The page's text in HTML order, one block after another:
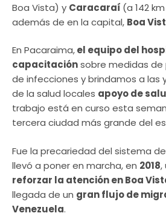
Boa Vista) y Caracaraí (a 142
además de en la capital, Boa
En Pacaraima,el equipo del
capacitaciónsobre medidas de
de infecciones y brindamos a las
de la salud locales apoyo de
trabajo está en curso esta
tercera ciudad más grande del
Fue la precariedad del sistema
llevó a poner en marcha, en 2018,
reforzar la atención en Boa
llegada de un gran flujo de
Venezuela.